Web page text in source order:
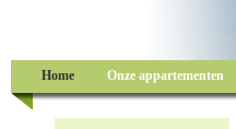
Home Onze appartementen